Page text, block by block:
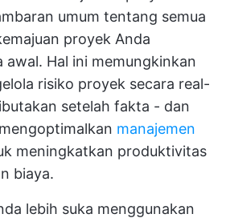
umum tentang semua
proyek Anda
Hal ini memungkinkan
risiko proyek secara real-
setelah fakta - dan
manajemen
meningkatkan produktivitas
biaya.
lebih suka menggunakan